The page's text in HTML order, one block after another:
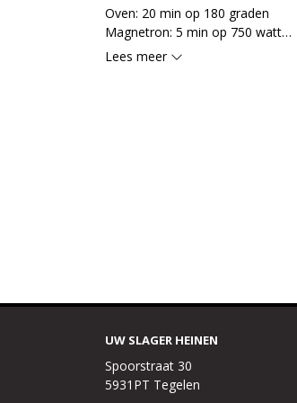
Oven: 20 min op 180 graden
Magnetron: 5 min op 750 watt
prik gaatjes in de folie
Lees meer
UW SLAGER HEINEN
Spoorstraat 30
5931PT Tegelen